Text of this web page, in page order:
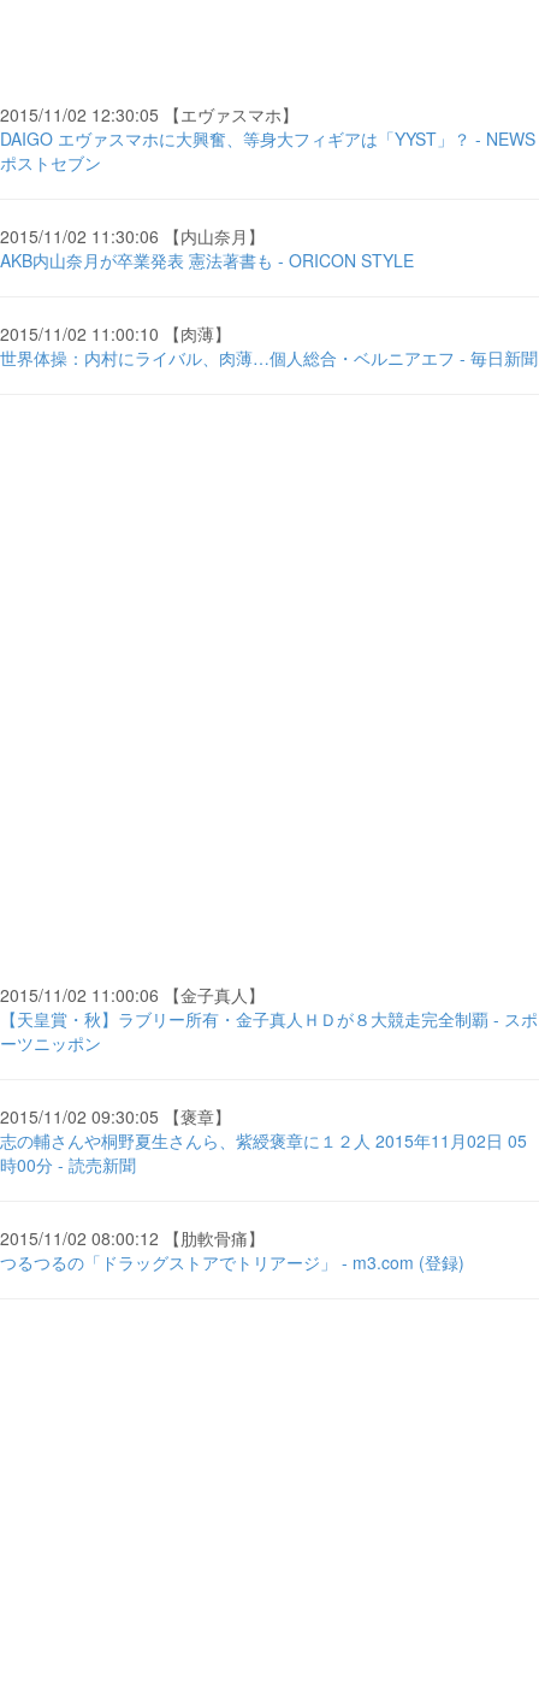
2015/11/02 12:30:05 【エヴァスマホ】
DAIGO エヴァスマホに大興奮、等身大フィギアは「YYST」？ - NEWS
ポストセブン
2015/11/02 11:30:06 【内山奈月】
AKB内山奈月が卒業発表 憲法著書も - ORICON STYLE
2015/11/02 11:00:10 【肉薄】
世界体操：内村にライバル、肉薄…個人総合・ベルニアエフ - 毎日新聞
2015/11/02 11:00:06 【金子真人】
【天皇賞・秋】ラブリー所有・金子真人ＨＤが８大競走完全制覇 - スポ
ーツニッポン
2015/11/02 09:30:05 【褒章】
志の輔さんや桐野夏生さんら、紫綬褒章に１２人 2015年11月02日 05
時00分 - 読売新聞
2015/11/02 08:00:12 【肋軟骨痛】
つるつるの「ドラッグストアでトリアージ」 - m3.com (登録)